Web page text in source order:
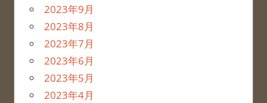
2023年9月
2023年8月
2023年7月
2023年6月
2023年5月
2023年4月